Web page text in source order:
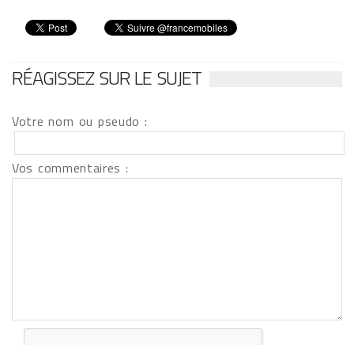
RÉAGISSEZ SUR LE SUJET
Votre nom ou pseudo :
Vos commentaires :